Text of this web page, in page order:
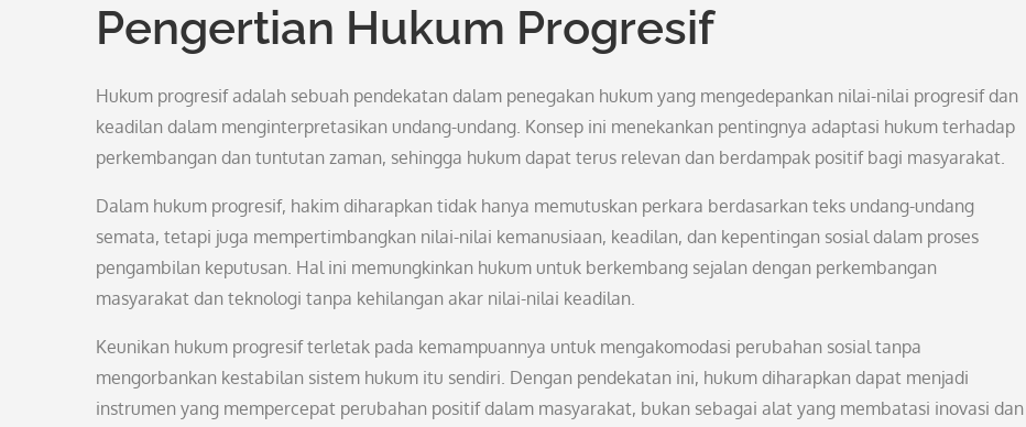
Pengertian Hukum Progresif
Hukum progresif adalah sebuah pendekatan dalam penegakan hukum yang mengedepankan nilai-nilai progresif dan
keadilan dalam menginterpretasikan undang-undang. Konsep ini menekankan pentingnya adaptasi hukum terhadap
perkembangan dan tuntutan zaman, sehingga hukum dapat terus relevan dan berdampak positif bagi masyarakat.
Dalam hukum progresif, hakim diharapkan tidak hanya memutuskan perkara berdasarkan teks undang-undang
semata, tetapi juga mempertimbangkan nilai-nilai kemanusiaan, keadilan, dan kepentingan sosial dalam proses
pengambilan keputusan. Hal ini memungkinkan hukum untuk berkembang sejalan dengan perkembangan
masyarakat dan teknologi tanpa kehilangan akar nilai-nilai keadilan.
Keunikan hukum progresif terletak pada kemampuannya untuk mengakomodasi perubahan sosial tanpa
mengorbankan kestabilan sistem hukum itu sendiri. Dengan pendekatan ini, hukum diharapkan dapat menjadi
instrumen yang mempercepat perubahan positif dalam masyarakat, bukan sebagai alat yang membatasi inovasi dan